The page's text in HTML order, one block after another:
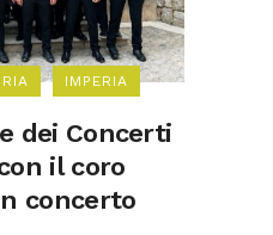
IMPERIA
dei Concerti
il coro
concerto